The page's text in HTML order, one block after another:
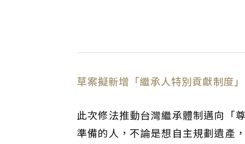
草案擬新增「繼承人特別貢獻制度」
此次修法推動台灣繼承體制邁向「
準備的人，不論是想自主規劃遺產